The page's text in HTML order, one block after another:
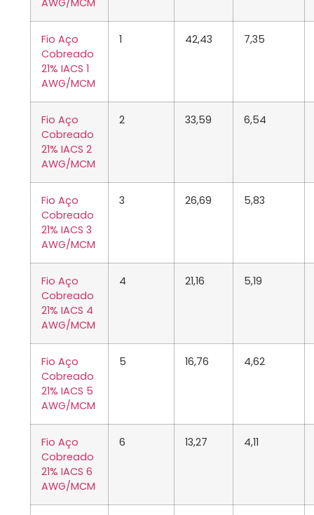
AWG/MCM
Fio Aço
Cobreado
21% IACS 1
AWG/MCM
1 42,43 7,35
Fio Aço
Cobreado
21% IACS 2
AWG/MCM
2 33,59 6,54
Fio Aço
Cobreado
21% IACS 3
AWG/MCM
3 26,69 5,83
Fio Aço
Cobreado
21% IACS 4
AWG/MCM
4 21,16 5,19
Fio Aço
Cobreado
21% IACS 5
AWG/MCM
5 16,76 4,62
Fio Aço
Cobreado
21% IACS 6
AWG/MCM
6 13,27 4,11